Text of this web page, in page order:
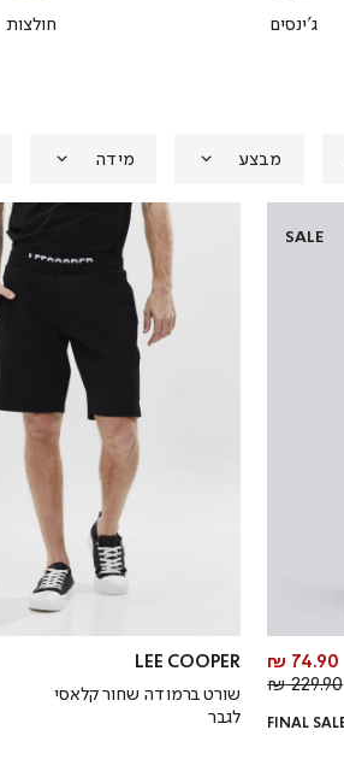
ג'ינסים חולצות
מבצע מידה
SALE
מחיר
מוצר
74.90 ₪
מחיר
229.90 ₪
FINAL
LEE COOPER
שורט ברמודה שחור קלאסי
לגבר